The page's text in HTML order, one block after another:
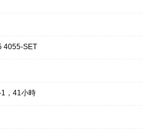
4055-SET
，41小時